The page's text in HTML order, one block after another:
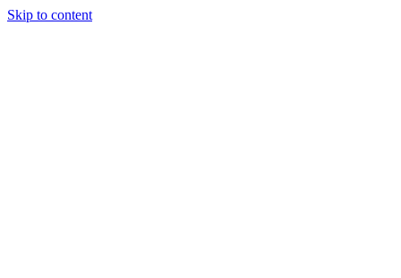
Skip to content